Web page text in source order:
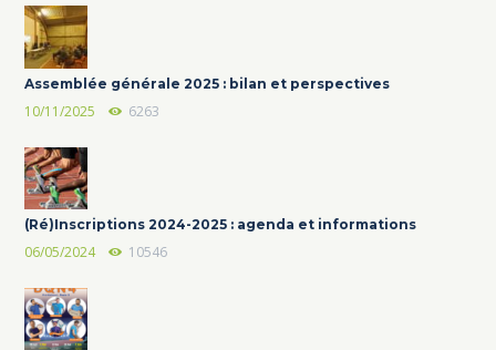
Assemblée générale 2025 : bilan et perspectives
10/11/2025 6263
(Ré)Inscriptions 2024-2025 : agenda et informations
06/05/2024 10546